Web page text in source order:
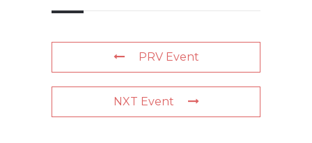
PRV Event
NXT Event